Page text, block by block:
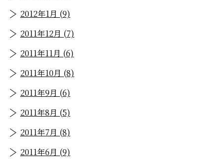
2012年1月 (9)
2011年12月 (7)
2011年11月 (6)
2011年10月 (8)
2011年9月 (6)
2011年8月 (5)
2011年7月 (8)
2011年6月 (9)